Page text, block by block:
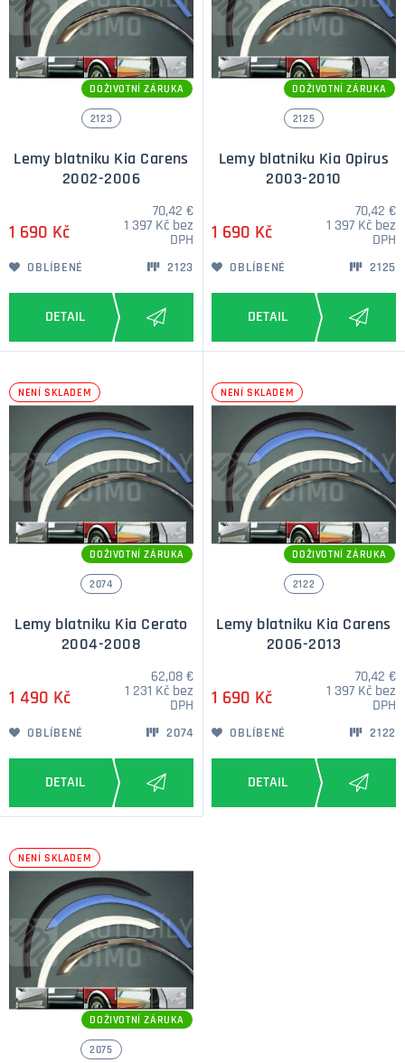
DOŽIVOTNÍ ZÁRUKA
2123
Lemy blatniku Kia Carens
2002-2006
1 690 Kč
70,42 €
1 397 Kč bez
DPH
OBLÍBENÉ 2123
DOŽIVOTNÍ ZÁRUKA
2125
Lemy blatniku Kia Opirus
2003-2010
1 690 Kč
70,42 €
1 397 Kč bez
DPH
OBLÍBENÉ 2125
NENÍ SKLADEM
DOŽIVOTNÍ ZÁRUKA
2074
Lemy blatniku Kia Cerato
2004-2008
1 490 Kč
62,08 €
1 231 Kč bez
DPH
OBLÍBENÉ 2074
NENÍ SKLADEM
DOŽIVOTNÍ ZÁRUKA
2122
Lemy blatniku Kia Carens
2006-2013
1 690 Kč
70,42 €
1 397 Kč bez
DPH
OBLÍBENÉ 2122
NENÍ SKLADEM
DOŽIVOTNÍ ZÁRUKA
2075